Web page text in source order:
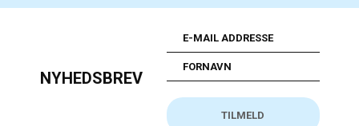
NYHEDSBREV